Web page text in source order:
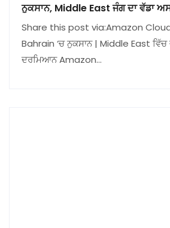
ਨੁਕਸਾਨ, Middle East ਜੰਗ ਦਾ ਵੱਡਾ
Share this post via:Amazon Cloud
Bahrain ‘ਚ ਨੁਕਸਾਨ | Middle East ਵਿੱਚ
ਦਰਮਿਆਨ Amazon…